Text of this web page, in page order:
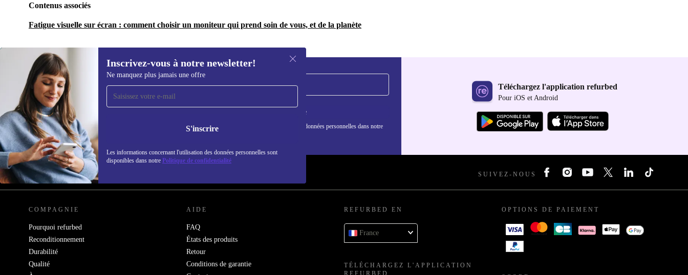
Contenus associés
Fatigue visuelle sur écran : comment choisir un moniteur qui prend soin de vous, et de la planète
Inscrivez-vous à notre newsletter!
Ne manquez plus jamais une offre
S'inscrire
Les informations concernant l'utilisation des données personnelles sont
disponibles dans notre Politique de confidentialité
Recevoir offres et infos de
refurbed par mail
Ne manquez plus aucune offre.
S'inscrire
Retrouvez les informations sur l'utilisation des données personnelles dans notre
Téléchargez l'application refurbed
Pour iOS et Android
REFURBED FRANCE - RETHINK NEW. SUIVEZ-NOUS
COMPAGNIE
Pourquoi refurbed
Reconditionnement
Durabilité
Qualité
AIDE
FAQ
États des produits
Retour
Conditions de garantie
REFURBED EN
France
TÉLÉCHARGEZ L'APPLICATION
REFURBED
OPTIONS DE PAIEMENT